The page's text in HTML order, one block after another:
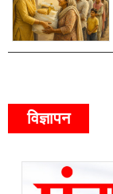
विज्ञापन